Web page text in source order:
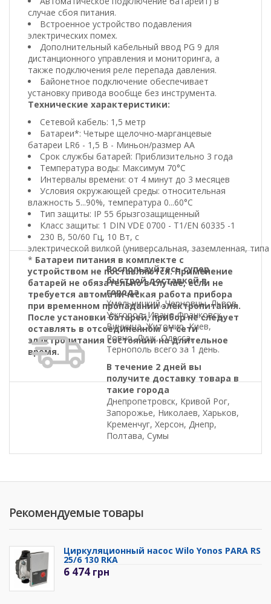
случае сбоя питания.
Встроенное устройство подавления
электрических помех.
Дополнительный кабельный ввод PG 9 для
дистанционного управления и мониторинга, а
также подключения реле перепада давления.
Байонетное подключение обеспечивает
установку привода вообще без инструмента.
Технические характеристики:
Сетевой кабель: 1,5 метр
Батареи*: Четыре щелочно-марганцевые
батареи LR6 - 1,5 В - Миньон/размер АА
Срок службы батарей: Приблизительно 3 года
Температура воды: Максимум 70°С
Интервалы времени: от 4 минут до 3 месяцев
Условия окружающей среды: относительная
влажность 5...90%, температура 0...60°С
Тип защиты: IP 55 брызгозащищенный
Класс защиты: 1 DIN VDE 0700 - T1/EN 60335 -1
230 В, 50/60 Гц, 10 Вт, с
электрической вилкой (универсальная, заземленная, типа
* Батареи питания в комплекте с
устройством не поставляются. Применение
батарей не обязательно в случае, если не
требуется автоматическая работа прибора
при временном пропадании электропитания.
После установки батарей, прибор не следует
оставлять в отсоединенном от сети
электропитания состоянии на длительное
время.
Воспользуйтесь супер
быстрой доставкой в
города
Хмельницкий, Черновцы, Львов,
Ужгород, Ивано-Франковск,
Винница, Житомир, Киев,
Ровно, Луцк, Одесса,
Тернополь всего за 1 день.
В течение 2 дней вы
получите доставку товара в
такие города
Днепропетровск, Кривой Рог,
Запорожье, Николаев, Харьков,
Кременчуг, Херсон, Днепр,
Полтава, Сумы
Рекомендуемые товары
Циркуляционный насос Wilo Yonos PARA RS
25/6 130 RKA
6 474 грн